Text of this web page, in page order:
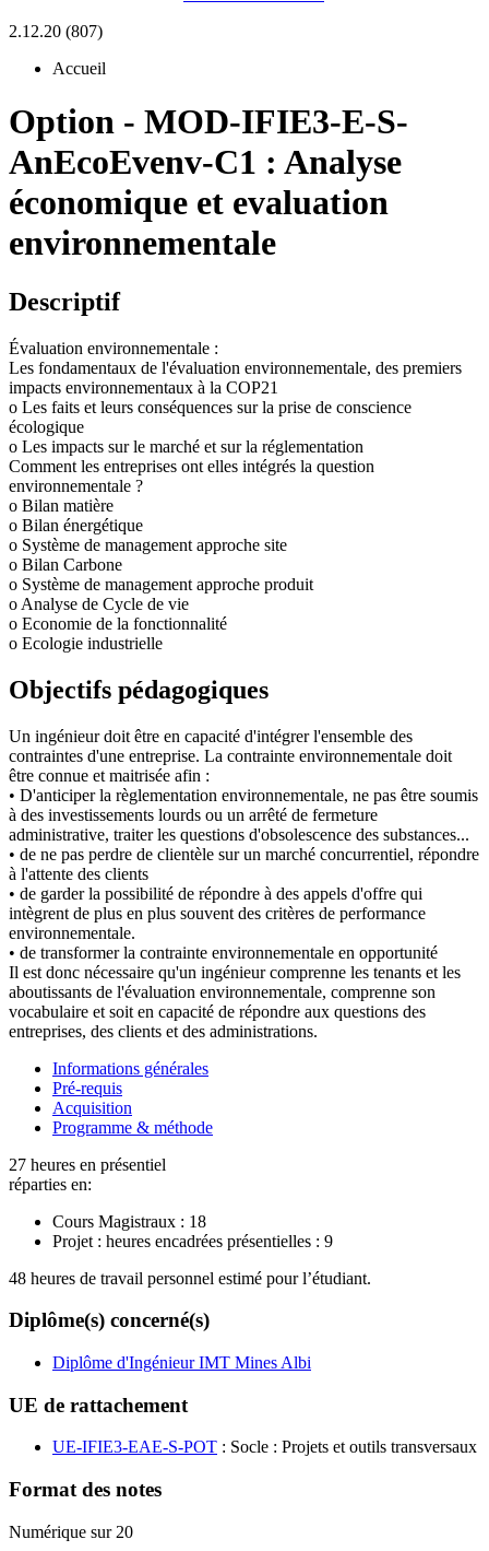
2.12.20 (807)
Accueil
Option - MOD-IFIE3-E-S-
AnEcoEvenv-C1 : Analyse
économique et evaluation
environnementale
Descriptif
Évaluation environnementale :
Les fondamentaux de l'évaluation environnementale, des premiers
impacts environnementaux à la COP21
o Les faits et leurs conséquences sur la prise de conscience
écologique
o Les impacts sur le marché et sur la réglementation
Comment les entreprises ont elles intégrés la question
environnementale ?
o Bilan matière
o Bilan énergétique
o Système de management approche site
o Bilan Carbone
o Système de management approche produit
o Analyse de Cycle de vie
o Economie de la fonctionnalité
o Ecologie industrielle
Objectifs pédagogiques
Un ingénieur doit être en capacité d'intégrer l'ensemble des
contraintes d'une entreprise. La contrainte environnementale doit
être connue et maitrisée afin :
• D'anticiper la règlementation environnementale, ne pas être soumis
à des investissements lourds ou un arrêté de fermeture
administrative, traiter les questions d'obsolescence des substances...
• de ne pas perdre de clientèle sur un marché concurrentiel, répondre
à l'attente des clients
• de garder la possibilité de répondre à des appels d'offre qui
intègrent de plus en plus souvent des critères de performance
environnementale.
• de transformer la contrainte environnementale en opportunité
Il est donc nécessaire qu'un ingénieur comprenne les tenants et les
aboutissants de l'évaluation environnementale, comprenne son
vocabulaire et soit en capacité de répondre aux questions des
entreprises, des clients et des administrations.
Informations générales
Pré-requis
Acquisition
Programme & méthode
27 heures en présentiel
réparties en:
Cours Magistraux : 18
Projet : heures encadrées présentielles : 9
48 heures de travail personnel estimé pour l’étudiant.
Diplôme(s) concerné(s)
Diplôme d'Ingénieur IMT Mines Albi
UE de rattachement
UE-IFIE3-EAE-S-POT : Socle : Projets et outils transversaux
Format des notes
Numérique sur 20